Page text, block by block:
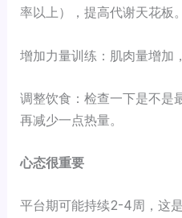
率以上），提高代谢天花板。
增加力量训练：肌肉量增加
调整饮食：检查一下是不是
再减少一点热量。
心态很重要
平台期可能持续2-4周，这